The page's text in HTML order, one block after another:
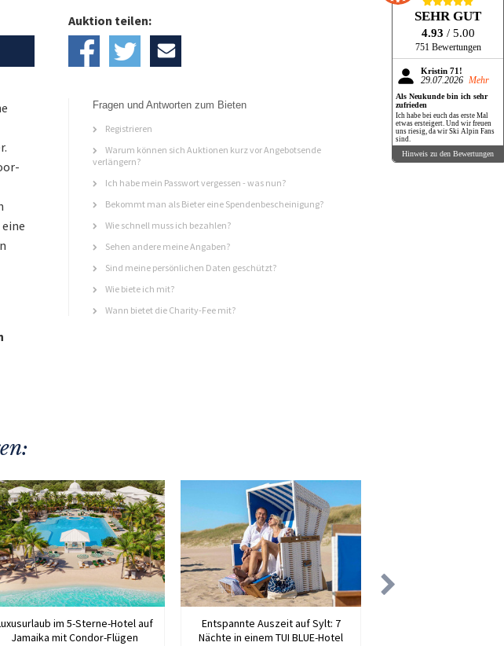
Auktion teilen:
Fragen und Antworten zum Bieten
Registrieren
Warum können sich Auktionen kurz vor Angebotsende
verlängern?
Ich habe mein Passwort vergessen - was nun?
Bekommt man als Bieter eine Spendenbescheinigung?
Wie schnell muss ich bezahlen?
Sehen andere meine Angaben?
Sind meine persönlichen Daten geschützt?
Wie biete ich mit?
Wann bietet die Charity-Fee mit?
im 5-Sterne-Hotel auf
Jamaika mit Condor-Flügen
Entspannte Auszeit auf Sylt: 7
Nächte in einem TUI BLUE-Hotel
SEHR GUT
4.93 / 5.00
751 Bewertungen
Kristin 71!
29.07.2026 Mehr
Als Neukunde bin ich sehr
zufrieden
Ich habe bei euch das erste Mal
etwas ersteigert. Und wir freuen
uns riesig, da wir Ski Alpin Fans
sind.
Hinweis zu den Bewertungen